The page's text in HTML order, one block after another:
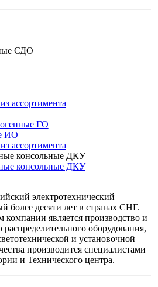
СДО
ассортимента
ГО
ИО
ассортимента
консольные ДКУ
консольные ДКУ
электротехнический
более десяти лет в странах СНГ.
является производство и
распределительного оборудования,
и установочной
производится специалистами
и Технического центра.